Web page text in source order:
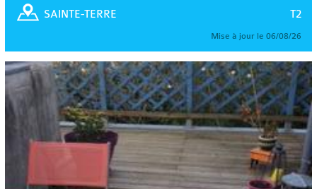
T2
SAINTE-TERRE
Mise à jour le 06/08/26